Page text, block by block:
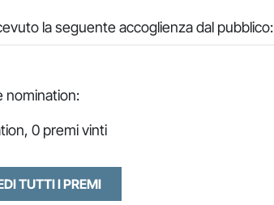
la seguente accoglienza dal pubblico:
nomination:
0 premi vinti
TUTTI I PREMI